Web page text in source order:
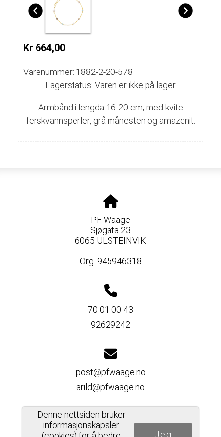
Kr 664,00
Varenummer: 1882-2-20-578
Lagerstatus: Varen er ikke på lager
Armbånd i lengda 16-20 cm, med kvite
ferskvannsperler, grå månesten og amazonit.
PF Waage
Sjøgata 23
6065 ULSTEINVIK
Org. 945946318
70 01 00 43
92629242
post@pfwaage.no
arild@pfwaage.no
Denne nettsiden bruker
informasjonskapsler
Jeg